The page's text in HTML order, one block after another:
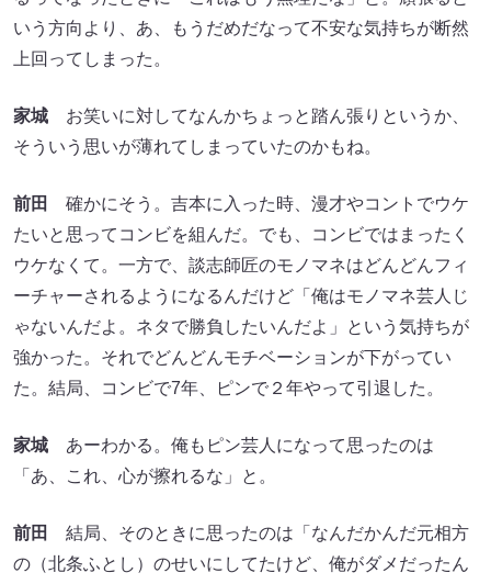
いう方向より、あ、もうだめだなって不安な気持ちが断然
上回ってしまった。
家城 お笑いに対してなんかちょっと踏ん張りというか、
そういう思いが薄れてしまっていたのかもね。
前田
確かにそう。吉本に入った時、漫才やコントでウケ
たいと思ってコンビを組んだ。でも、コンビではまったく
ウケなくて。一方で、談志師匠のモノマネはどんどんフィ
ーチャーされるようになるんだけど「俺はモノマネ芸人じ
ゃないんだよ。ネタで勝負したいんだよ」という気持ちが
強かった。それでどんどんモチベーションが下がってい
た。結局、コンビで7年、ピンで２年やって引退した。
家城 あーわかる。俺もピン芸人になって思ったのは
「あ、これ、心が擦れるな」と。
前田
結局、そのときに思ったのは「なんだかんだ元相方
の（北条ふとし）のせいにしてたけど、俺がダメだったん